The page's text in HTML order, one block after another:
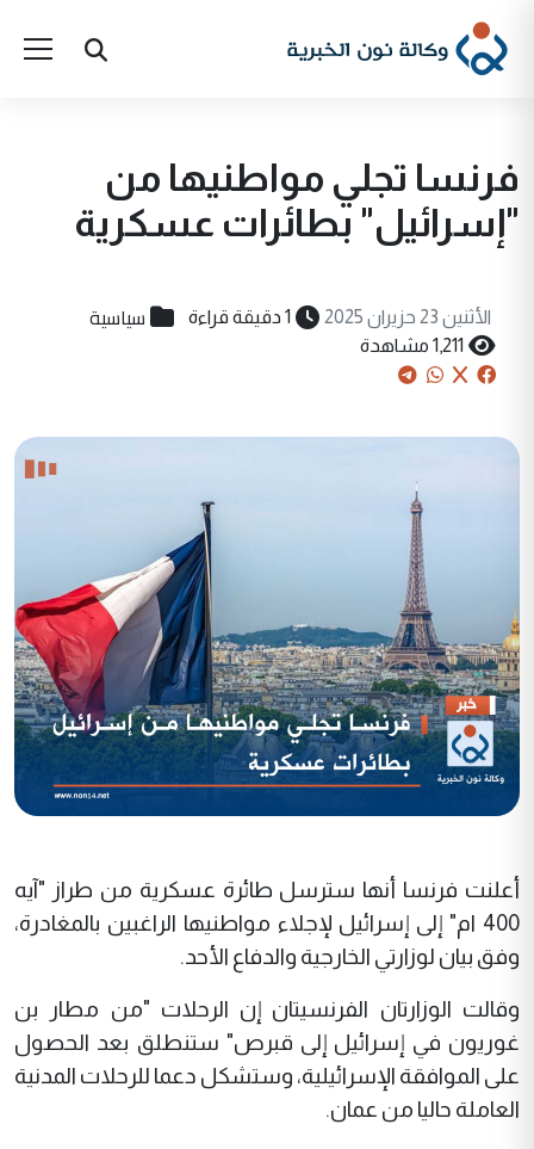
فرنسا تجلي مواطنيها من
"إسرائيل" بطائرات عسكرية
الأثنين 23 حزيران 2025 1 دقيقة قراءة سياسية
1,211 مشاهدة
أعلنت فرنسا أنها سترسل طائرة عسكرية من طراز "آيه
400 ام" إلى إسرائيل لإجلاء مواطنيها الراغبين بالمغادرة،
وفق بيان لوزارتي الخارجية والدفاع الأحد.
وقالت الوزارتان الفرنسيتان إن الرحلات "من مطار بن
غوريون في إسرائيل إلى قبرص" ستنطلق بعد الحصول
على الموافقة الإسرائيلية، وستشكل دعما للرحلات المدنية
العاملة حاليا من عمان.